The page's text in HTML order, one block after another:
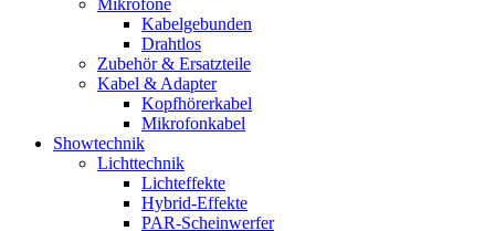
Mikrofone
Kabelgebunden
Drahtlos
Zubehör & Ersatzteile
Kabel & Adapter
Kopfhörerkabel
Mikrofonkabel
Showtechnik
Lichttechnik
Lichteffekte
Hybrid-Effekte
PAR-Scheinwerfer